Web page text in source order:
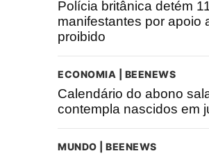
Polícia britânica detém
manifestantes por apoio
proibido
ECONOMIA | BEENEWS
Calendário do abono
contempla nascidos em
MUNDO | BEENEWS